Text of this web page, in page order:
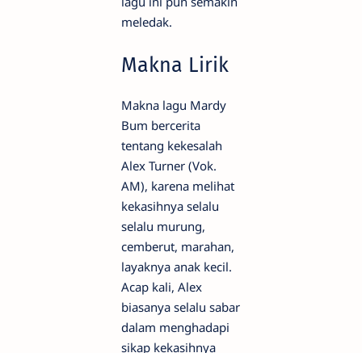
meledak.
Makna Lirik
Makna lagu Mardy
Bum bercerita
tentang kekesalah
Alex Turner (Vok.
AM), karena melihat
kekasihnya selalu
selalu murung,
cemberut, marahan,
layaknya anak kecil.
Acap kali, Alex
biasanya selalu sabar
dalam menghadapi
sikap kekasihnya